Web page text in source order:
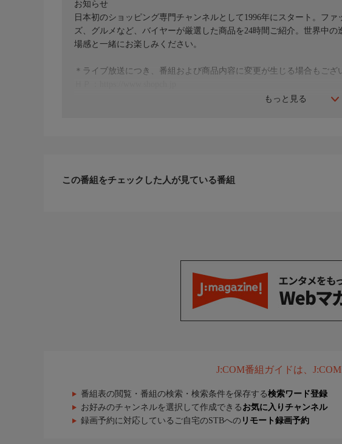
もっと見る
お知らせ
日本初のショッピング専門チャンネルとして1996年にスタート。フ
ズ、グルメなど、バイヤーが厳選した商品を24時間ご紹介。世界中
場感と一緒にお楽しみください。
＊ライブ放送につき、番組および商品内容に変更が生じる場合もござ
この番組をチェックした人が見ている番組
J:COM番組ガイドは、
番組表の閲覧・番組の検索・検索条件を保存する検索ワード登録
お好みのチャンネルを選択して作成できる お気に入りチャンネル
録画予約に対応しているご自宅のSTBへの リモート録画予約